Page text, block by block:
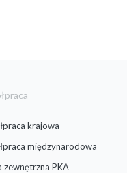
krajowa
międzynarodowa
zewnętrzna PKA